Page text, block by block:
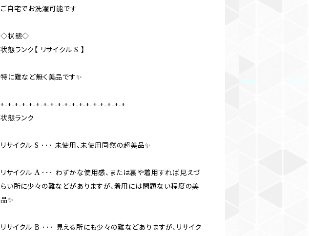
ご自宅でお洗濯可能です
◇状態◇
状態ランク【 リサイクル S 】
特に難など無く美品です✨
+-+-+-+-+-+-+-+-+-+-+-+-+-+-+-+-+-+
状態ランク
リサイクル S ･･･ 未使用、未使用同然の超美品✨
リサイクル A ･･･ わずかな使用感、または裏や着用すれば見えづ
らい所に少々の難などがありますが、着用には問題ない程度の美
品✨
リサイクル B ･･･ 見える所にも少々の難などありますが、リサイク